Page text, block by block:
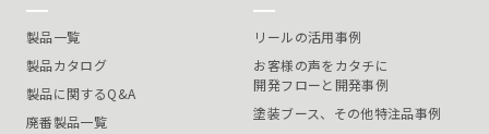
製品一覧
製品カタログ
製品に関するQ&A
廃番製品一覧
リールの活用事例
お客様の声をカタチに
開発フローと開発事例
塗装ブース、その他特注品事例